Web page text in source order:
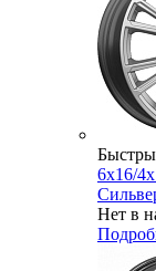
6x16/
Нет в